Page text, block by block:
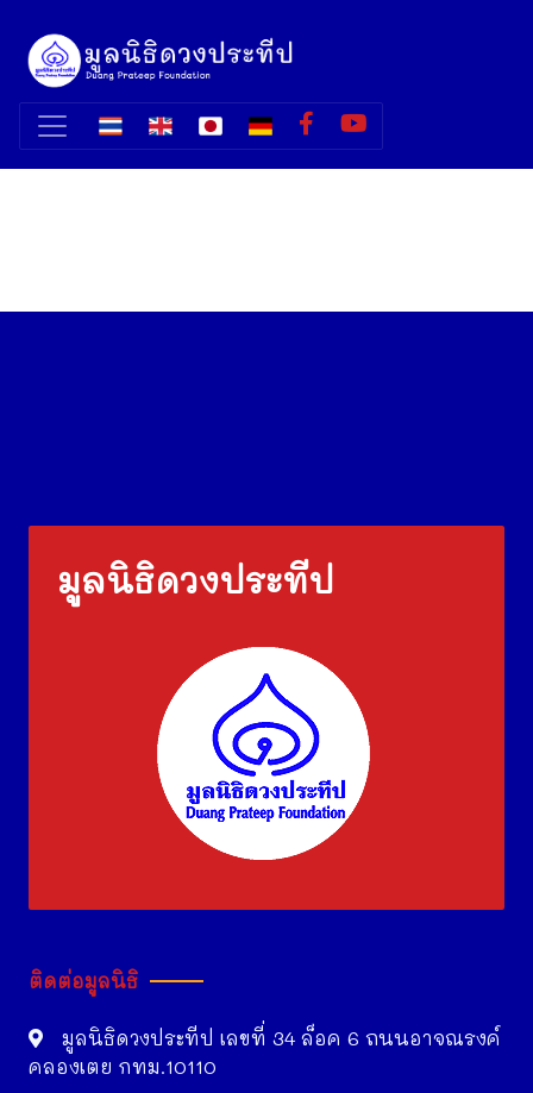
มูลนิธิดวงประทีป
ติดต่อมูลนิธิ
มูลนิธิดวงประทีป เลขที่ 34 ล็อค 6 ถนนอาจณรงค์
คลองเตย กทม.10110